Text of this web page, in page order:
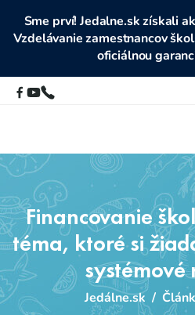
Sme prví! Jedalne.sk získali
Vzdelávanie zamestnancov
oficiálnou
Financovanie
téma, ktoré si
systémové
Jedálne.sk /